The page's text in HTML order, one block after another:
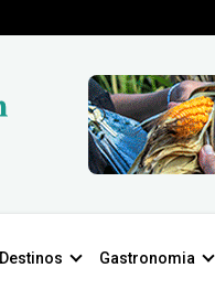
Destinos Gastronomia